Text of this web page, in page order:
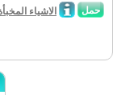
حمل الاشياء